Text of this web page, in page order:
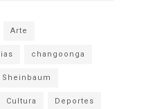
Arte
changoonga
Sheinbaum
Cultura Deportes